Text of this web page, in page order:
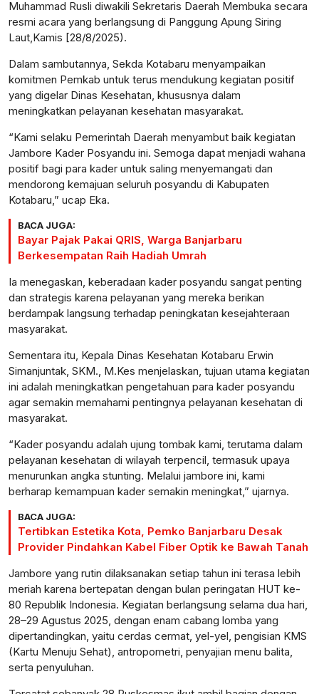
Muhammad Rusli diwakili Sekretaris Daerah Membuka secara
resmi acara yang berlangsung di Panggung Apung Siring
Laut,Kamis [28/8/2025).
Dalam sambutannya, Sekda Kotabaru menyampaikan
komitmen Pemkab untuk terus mendukung kegiatan positif
yang digelar Dinas Kesehatan, khususnya dalam
meningkatkan pelayanan kesehatan masyarakat.
“Kami selaku Pemerintah Daerah menyambut baik kegiatan
Jambore Kader Posyandu ini. Semoga dapat menjadi wahana
positif bagi para kader untuk saling menyemangati dan
mendorong kemajuan seluruh posyandu di Kabupaten
Kotabaru,” ucap Eka.
BACA JUGA:
Bayar Pajak Pakai QRIS, Warga Banjarbaru
Berkesempatan Raih Hadiah Umrah
Ia menegaskan, keberadaan kader posyandu sangat penting
dan strategis karena pelayanan yang mereka berikan
berdampak langsung terhadap peningkatan kesejahteraan
masyarakat.
Sementara itu, Kepala Dinas Kesehatan Kotabaru Erwin
Simanjuntak, SKM., M.Kes menjelaskan, tujuan utama kegiatan
ini adalah meningkatkan pengetahuan para kader posyandu
agar semakin memahami pentingnya pelayanan kesehatan di
masyarakat.
“Kader posyandu adalah ujung tombak kami, terutama dalam
pelayanan kesehatan di wilayah terpencil, termasuk upaya
menurunkan angka stunting. Melalui jambore ini, kami
berharap kemampuan kader semakin meningkat,” ujarnya.
BACA JUGA:
Tertibkan Estetika Kota, Pemko Banjarbaru Desak
Provider Pindahkan Kabel Fiber Optik ke Bawah Tanah
Jambore yang rutin dilaksanakan setiap tahun ini terasa lebih
meriah karena bertepatan dengan bulan peringatan HUT ke-
80 Republik Indonesia. Kegiatan berlangsung selama dua hari,
28–29 Agustus 2025, dengan enam cabang lomba yang
dipertandingkan, yaitu cerdas cermat, yel-yel, pengisian KMS
(Kartu Menuju Sehat), antropometri, penyajian menu balita,
serta penyuluhan.